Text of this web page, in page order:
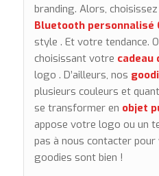
branding. Alors,
Bluetoothpersonnalisé
style . Et votre tendance.
choisissant votre cadeau
logo . D’ailleurs, nos
plusieurs couleurs et
se transformer en objet
appose votre logo ou un
pas à nous contacter
goodies sont bien !